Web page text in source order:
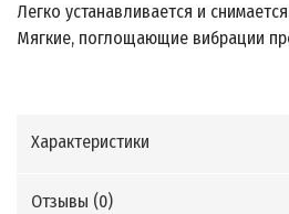
Легко устанавливается и
Мягкие, поглощающие вибрации
Характеристики
Отзывы (0)